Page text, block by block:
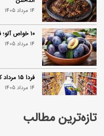
تازه‌ترین مطالب
14 مرداد 1405
۱۰ خواص آلو؛ فواید شگفت‌انگیز این میوه برای سلامت بدن
14 مرداد 1405
فردا ۱۵ مرداد کالابرگ این افراد واریز می‌شود
14 مرداد 1405
زمان شارژ